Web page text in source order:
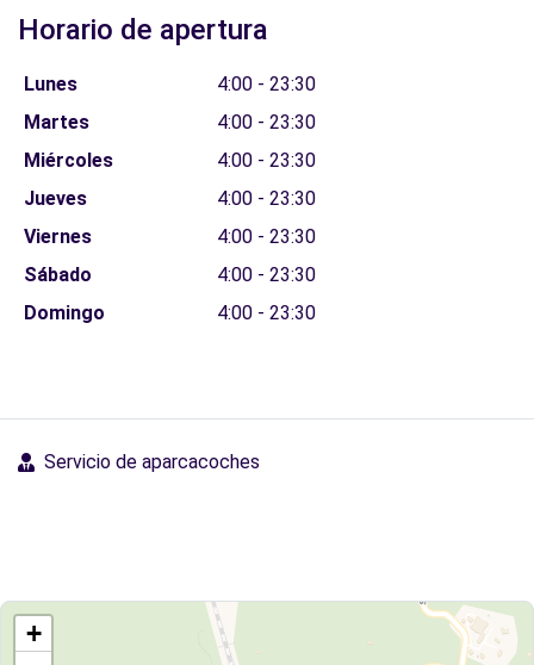
Horario de apertura
Lunes
4:00 - 23:30
Martes
4:00 - 23:30
Miércoles
4:00 - 23:30
Jueves
4:00 - 23:30
Viernes
4:00 - 23:30
Sábado
4:00 - 23:30
Domingo
4:00 - 23:30
Servicio de aparcacoches
+